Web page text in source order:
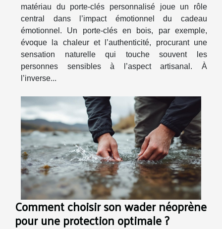
matériau du porte-clés personnalisé joue un rôle
central dans l’impact émotionnel du cadeau
émotionnel. Un porte-clés en bois, par exemple,
évoque la chaleur et l’authenticité, procurant une
sensation naturelle qui touche souvent les
personnes sensibles à l’aspect artisanal. À
l’inverse...
Comment choisir son wader néoprène
pour une protection optimale ?